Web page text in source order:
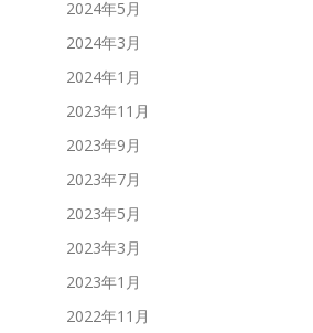
2024年5月
2024年3月
2024年1月
2023年11月
2023年9月
2023年7月
2023年5月
2023年3月
2023年1月
2022年11月